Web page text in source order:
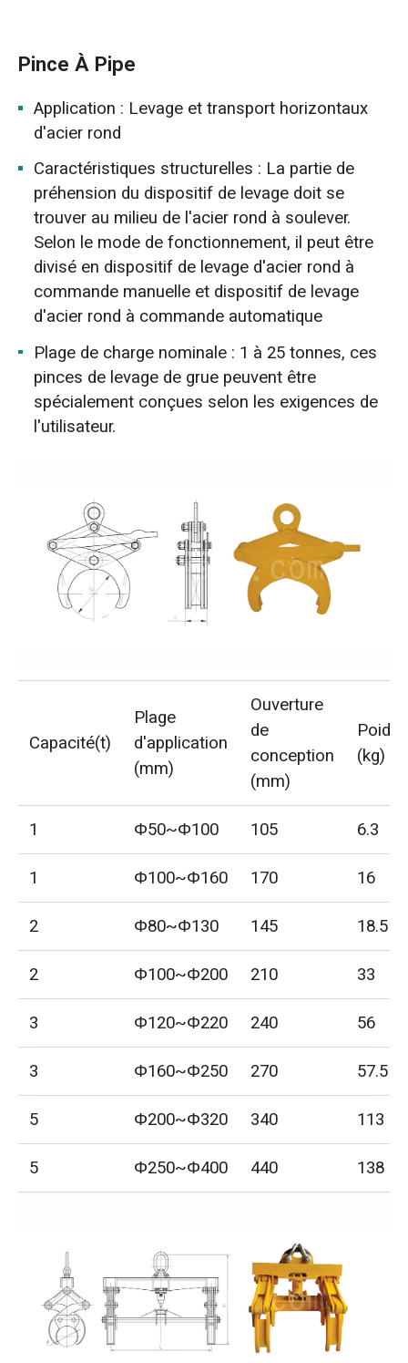
Pince À Pipe
Application : Levage et transport horizontaux
d'acier rond
Caractéristiques structurelles : La partie de
préhension du dispositif de levage doit se
trouver au milieu de l'acier rond à soulever.
Selon le mode de fonctionnement, il peut être
divisé en dispositif de levage d'acier rond à
commande manuelle et dispositif de levage
d'acier rond à commande automatique
Plage de charge nominale : 1 à 25 tonnes, ces
pinces de levage de grue peuvent être
spécialement conçues selon les exigences de
l'utilisateur.
Capacité(t)
Plage
d'application
(mm)
Ouverture
de
conception
(mm)
Poids
(kg)
1 Φ50~Φ100 105
6.3
1
Φ100~Φ160 170
16
2
Φ80~Φ130 145
18.5
2
Φ100~Φ200 210
33
3
Φ120~Φ220 240
56
3
Φ160~Φ250 270
57.5
5
Φ200~Φ320 340
113
5
Φ250~Φ400 440 138